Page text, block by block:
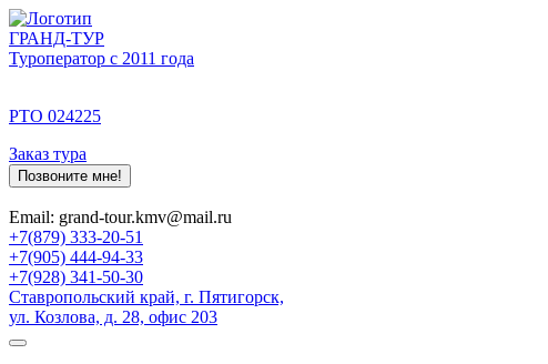
ГРАНД-ТУР
Туроператор с 2011 года
РТО 024225
Заказ тура
Позвоните мне!
Email: grand-tour.kmv@mail.ru
+7(879) 333-20-51
+7(905) 444-94-33
+7(928) 341-50-30
Ставропольский край, г. Пятигорск,
ул. Козлова, д. 28, офис 203